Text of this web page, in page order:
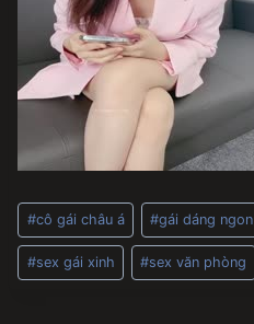
Post
Tags:
#cô gái châu á #gái dáng ngon
#sex gái xinh #sex văn phòng